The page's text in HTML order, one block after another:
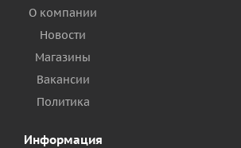
О компании
Новости
Магазины
Вакансии
Политика
Информация